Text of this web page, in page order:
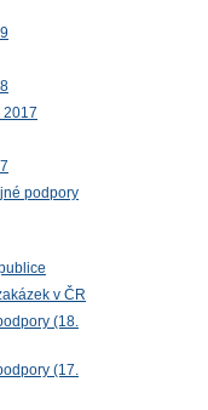
2017
podpory
v ČR
(18.
(17.